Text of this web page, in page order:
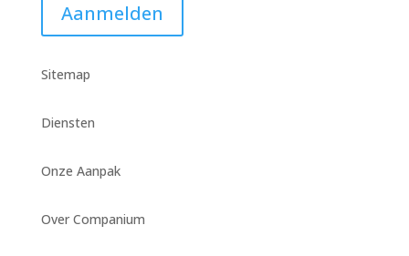
Aanmelden
Sitemap
Diensten
Onze Aanpak
Over Companium